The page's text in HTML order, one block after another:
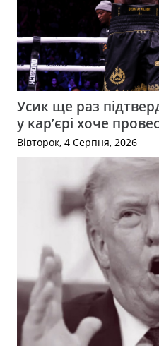
Усик ще раз
у кар’єрі хоче
Вівторок, 4 Серпня, 2026